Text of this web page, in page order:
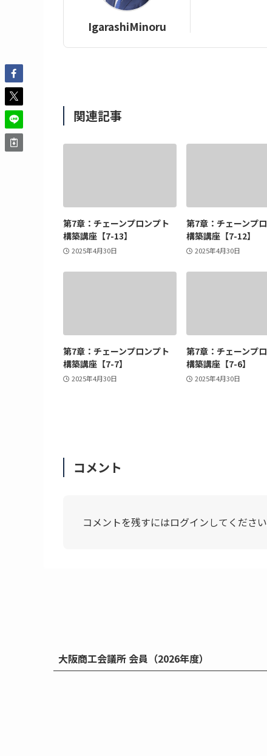
IgarashiMinoru
関連記事
第7章：チェーンプロンプト
構築講座【7-13】
2025年4月30日
第7章：チェーンプ
構築講座【7-12】
2025年4月30日
第7章：チェーンプロンプト
構築講座【7-7】
2025年4月30日
第7章：チェーンプ
構築講座【7-6】
2025年4月30日
コメント
コメントを残すにはログインしてください
大阪商工会議所 会員（2026年度）